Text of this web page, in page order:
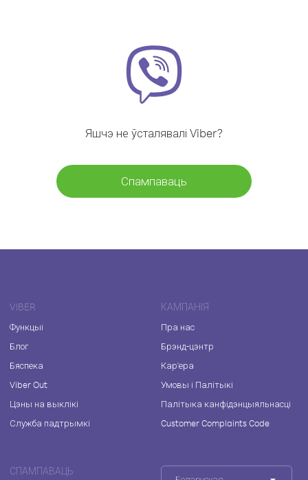
Яшчэ не ўсталявалі Viber?
Спампаваць
VIBER
Функцыі
Блог
Бяспека
Viber Out
Цэны на выклікі
Служба падтрымкі
КАМПАНІЯ
Пра нас
Брэнд-цэнтр
Кар'ера
Умовы і Палітыкі
Палітыка канфідэнцыяльнасці
Customer Complaints Code
СПАМПАВАЦЬ